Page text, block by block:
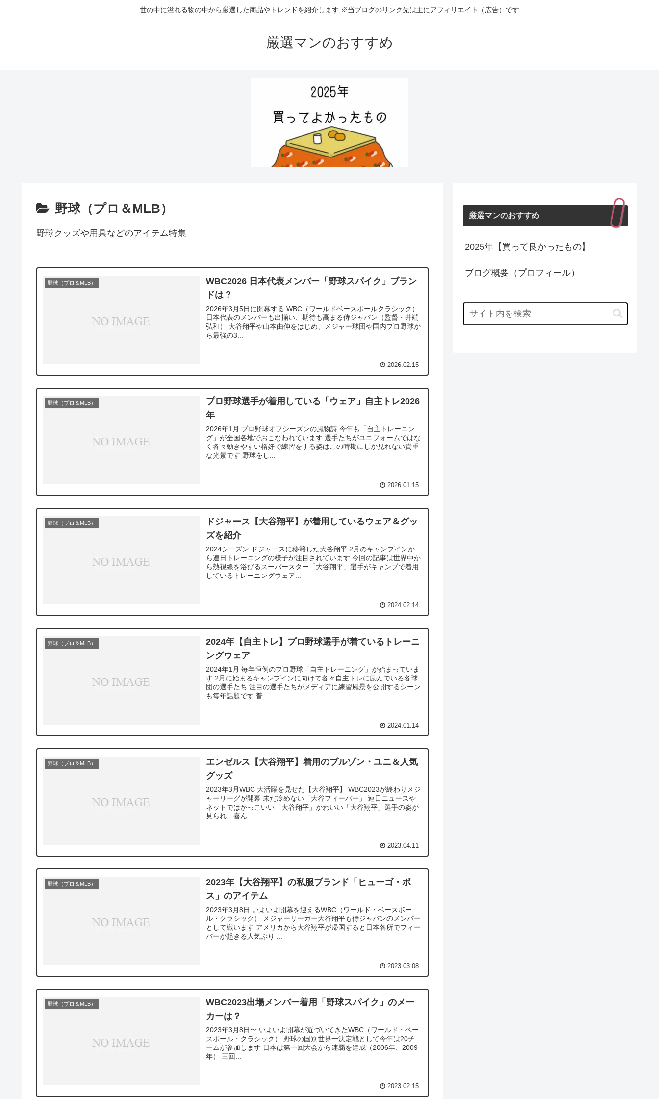
世の中に溢れる物の中から厳選した商品やトレンドを紹介します ※当ブログのリンク先は主にアフィリエイト（広告）です
厳選マンのおすすめ
野球（プロ＆MLB）
野球クッズや用具などのアイテム特集
野球（プロ＆MLB）
WBC2026 日本代表メンバー「野球スパイク」ブラン
ドは？
2026年3月5日に開幕する WBC（ワールドベースボールクラシック）
日本代表のメンバーも出揃い、期待も高まる侍ジャパン（監督・井端
弘和） 大谷翔平や山本由伸をはじめ、メジャー球団や国内プロ野球か
ら最強の3...
2026.02.15
野球（プロ＆MLB）
プロ野球選手が着用している「ウェア」自主トレ2026
年
2026年1月 プロ野球オフシーズンの風物詩 今年も「自主トレーニン
グ」が全国各地でおこなわれています 選手たちがユニフォームではな
く各々動きやすい格好で練習をする姿はこの時期にしか見れない貴重
な光景です 野球をし...
2026.01.15
野球（プロ＆MLB）
ドジャース【大谷翔平】が着用しているウェア＆グッ
ズを紹介
2024シーズン ドジャースに移籍した大谷翔平 2月のキャンプインか
ら連日トレーニングの様子が注目されています 今回の記事は世界中か
ら熱視線を浴びるスーパースター「大谷翔平」選手がキャンプで着用
しているトレーニングウェア...
2024.02.14
野球（プロ＆MLB）
2024年【自主トレ】プロ野球選手が着ているトレーニ
ングウェア
2024年1月 毎年恒例のプロ野球「自主トレーニング」が始まっていま
す 2月に始まるキャンプインに向けて各々自主トレに励んでいる各球
団の選手たち 注目の選手たちがメディアに練習風景を公開するシーン
も毎年話題です 普...
2024.01.14
野球（プロ＆MLB）
エンゼルス【大谷翔平】着用のブルゾン・ユニ＆人気
グッズ
2023年3月WBC 大活躍を見せた【大谷翔平】 WBC2023が終わりメジ
ャーリーグが開幕 未だ冷めない「大谷フィーバー」 連日ニュースや
ネットではかっこいい「大谷翔平」かわいい「大谷翔平」選手の姿が
見られ、喜ん...
2023.04.11
野球（プロ＆MLB）
2023年【大谷翔平】の私服ブランド「ヒューゴ・ボ
ス」のアイテム
2023年3月8日 いよいよ開幕を迎えるWBC（ワールド・ベースボー
ル・クラシック） メジャーリーガー大谷翔平も侍ジャパンのメンバー
として戦います アメリカから大谷翔平が帰国すると日本各所でフィー
バーが起きる人気ぶり ...
2023.03.08
野球（プロ＆MLB）
WBC2023出場メンバー着用「野球スパイク」のメー
カーは？
2023年3月8日〜 いよいよ開幕が近づいてきたWBC（ワールド・ベー
スボール・クラシック） 野球の国別世界一決定戦として今年は20チ
ームが参加します 日本は第一回大会から連覇を達成（2006年、2009
年） 三回...
2023.02.15
厳選マンのおすすめ
2025年【買って良かったもの】
ブログ概要（プロフィール）